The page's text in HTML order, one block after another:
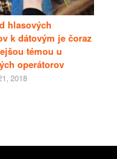
hlasových
k dátovým je čoraz
témou u
operátorov
2018